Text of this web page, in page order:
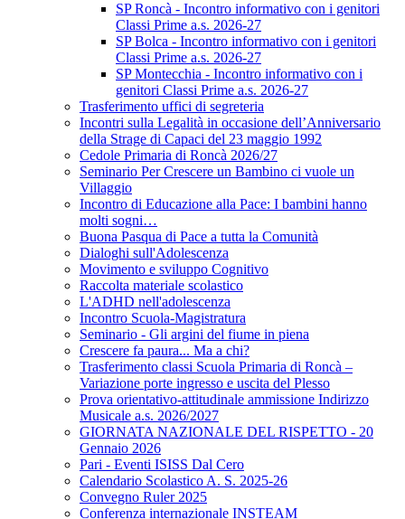
SP Roncà - Incontro informativo con i genitori
Classi Prime a.s. 2026-27
SP Bolca - Incontro informativo con i genitori
Classi Prime a.s. 2026-27
SP Montecchia - Incontro informativo con i
genitori Classi Prime a.s. 2026-27
Trasferimento uffici di segreteria
Incontri sulla Legalità in occasione dell’Anniversario
della Strage di Capaci del 23 maggio 1992
Cedole Primaria di Roncà 2026/27
Seminario Per Crescere un Bambino ci vuole un
Villaggio
Incontro di Educazione alla Pace: I bambini hanno
molti sogni…
Buona Pasqua di Pace a tutta la Comunità
Dialoghi sull'Adolescenza
Movimento e sviluppo Cognitivo
Raccolta materiale scolastico
L'ADHD nell'adolescenza
Incontro Scuola-Magistratura
Seminario - Gli argini del fiume in piena
Crescere fa paura... Ma a chi?
Trasferimento classi Scuola Primaria di Roncà –
Variazione porte ingresso e uscita del Plesso
Prova orientativo-attitudinale ammissione Indirizzo
Musicale a.s. 2026/2027
GIORNATA NAZIONALE DEL RISPETTO - 20
Gennaio 2026
Pari - Eventi ISISS Dal Cero
Calendario Scolastico A. S. 2025-26
Convegno Ruler 2025
Conferenza internazionale INSTEAM